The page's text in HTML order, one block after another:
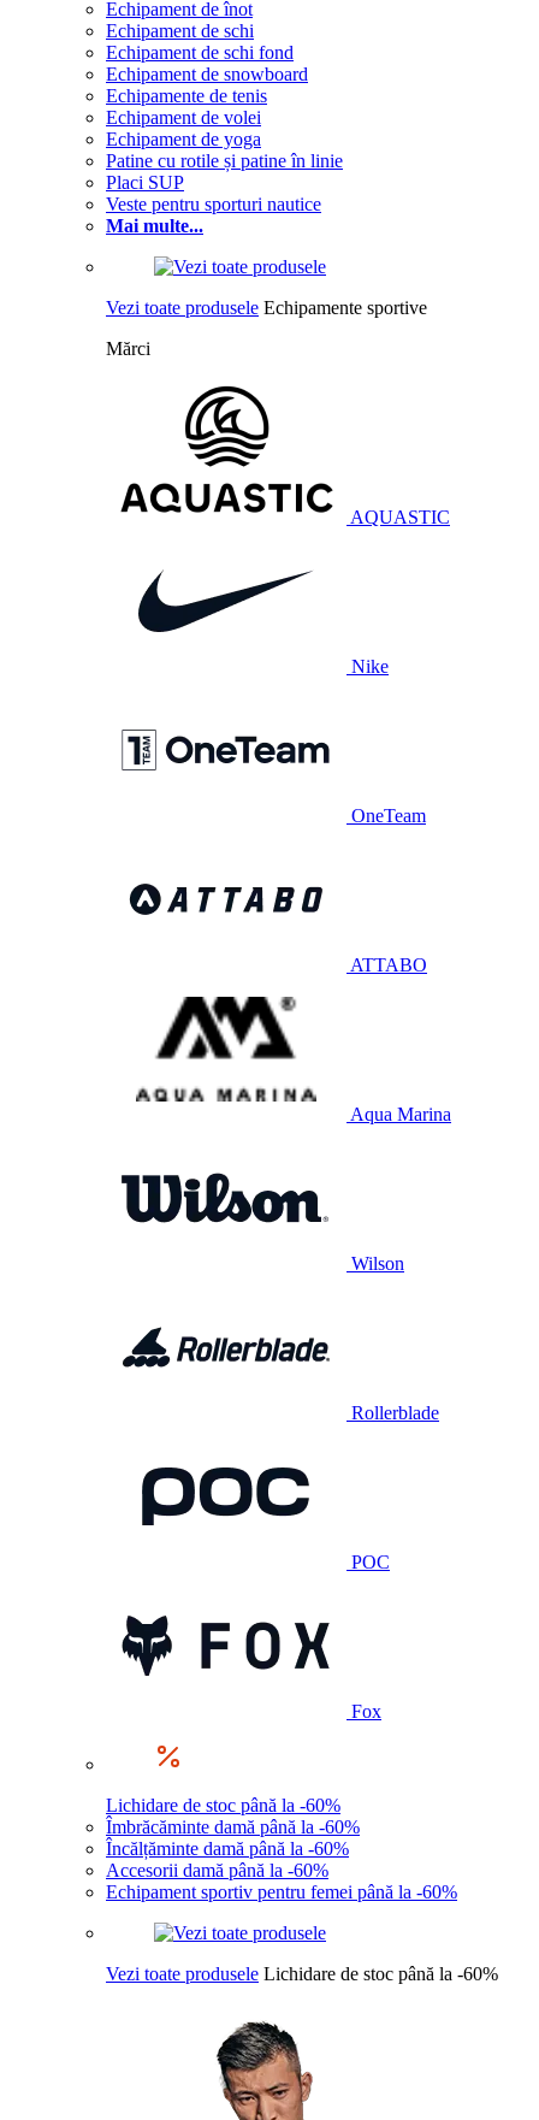
Echipament de înot
Echipament de schi
Echipament de schi fond
Echipament de snowboard
Echipamente de tenis
Echipament de volei
Echipament de yoga
Patine cu rotile și patine în linie
Placi SUP
Veste pentru sporturi nautice
Mai multe...
Vezi toate produsele Echipamente sportive
Mărci
AQUASTIC
Nike
OneTeam
ATTABO
Aqua Marina
Wilson
Rollerblade
POC
Fox
Lichidare de stoc până la -60%
Îmbrăcăminte damă până la -60%
Încălțăminte damă până la -60%
Accesorii damă până la -60%
Echipament sportiv pentru femei până la -60%
Vezi toate produsele Lichidare de stoc până la -60%